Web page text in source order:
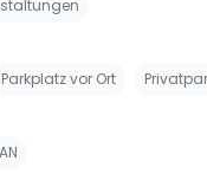
Parkplatz vor Ort